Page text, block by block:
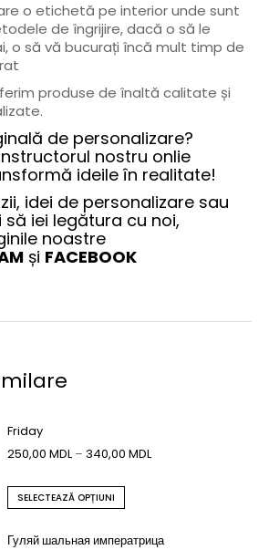
o etichetă pe interior unde sunt
de îngrijire, dacă o să le
o să vă bucurați încă mult timp de
produse de înaltă calitate și
de personalizare?
nostru onlie
ideile în realitate!
idei de personalizare sau
iei legătura cu noi,
noastre
și FACEBOOK
Friday
250,00 MDL – 340,00 MDL
SELECTEAZĂ OPȚIUNI
Гуляй шальная императрица